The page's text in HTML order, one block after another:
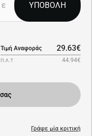
Τιμή Αναφοράς 29.63€
Π.Λ.Τ 44.94€
Γράψε μία κριτική
ΥΠΟΒΟΛΗ